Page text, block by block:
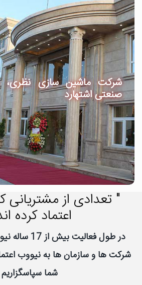
شرکت ماشین سازی نظری،
صنعتی اشتهارد
" تعدادی از مشتریانی
اعتماد کرده
در طول
شرکت ها و سازمان ها به نیووب
شما سپاسگزاریم